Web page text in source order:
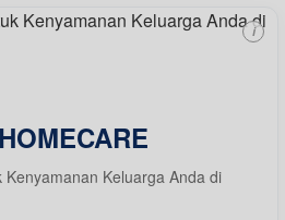
Keluarga Anda di
i